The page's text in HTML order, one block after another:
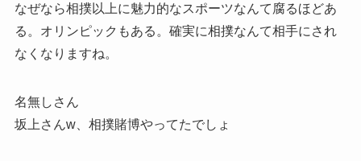
なぜなら相撲以上に魅力的なスポーツなんて腐るほどあ
る。オリンピックもある。確実に相撲なんて相手にされ
なくなりますね。
名無しさん
坂上さんw、相撲賭博やってたでしょ